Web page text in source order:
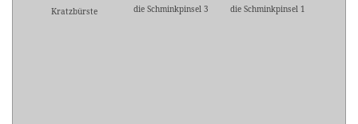
Kratzbürste die Schminkpinsel 3 die Schminkpinsel 1